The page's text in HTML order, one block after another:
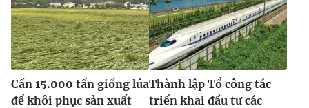
Cần 15.000 tấn giống lúa
để khôi phục sản xuất
Thành lập Tổ công tác
triển khai đầu tư các